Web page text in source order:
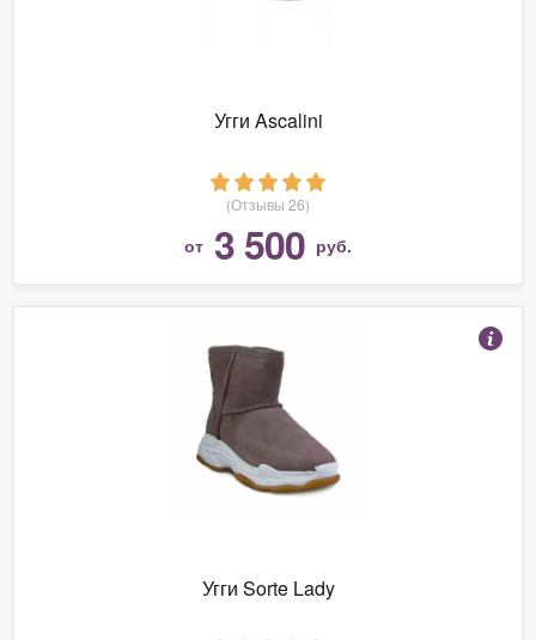
Угги Ascalini
(Отзывы 26)
от 3 500 руб.
Угги Sorte Lady